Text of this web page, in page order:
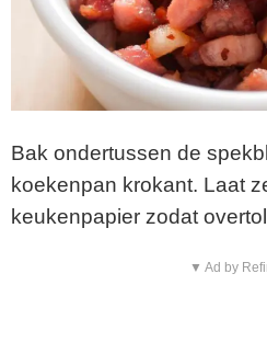
Bak ondertussen de
koekenpan krokant. Laat
keukenpapier zodat
▼ Ad by